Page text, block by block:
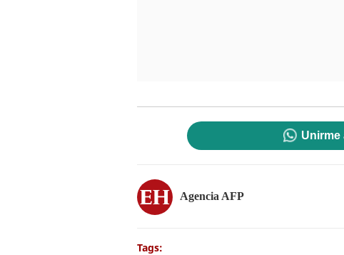
Unirme
Agencia AFP
Tags: